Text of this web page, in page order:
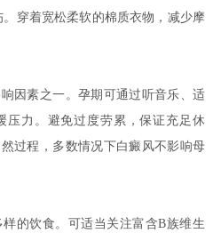
。穿着宽松柔软的棉质衣物，减少摩
素之一。孕期可通过听音乐、适
压力。避免过度劳累，保证充足休
过程，多数情况下白癜风不影响母
饮食。可适当关注富含B族维生